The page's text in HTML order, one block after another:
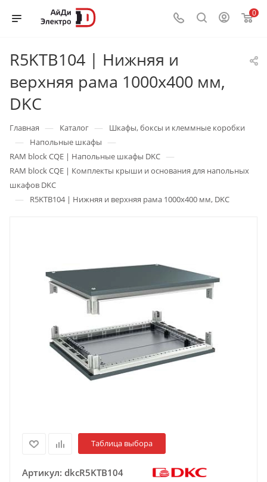
0
R5KTB104 | Нижняя и
верхняя рама 1000х400 мм,
DKC
Главная — Каталог — Шкафы, боксы и клеммные коробки
— Напольные шкафы —
RAM block CQE | Напольные шкафы DKC —
RAM block CQE | Комплекты крыши и основания для напольных
шкафов DKC
— R5KTB104 | Нижняя и верхняя рама 1000х400 мм, DKC
Таблица выбора
Артикул: dkcR5KTB104